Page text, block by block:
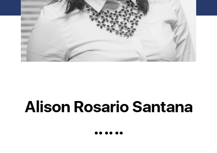
Alison Rosario Santana